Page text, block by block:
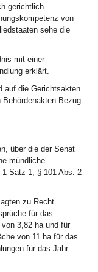
gerichtlich
von
sehe die
mit einer
erklärt.
auf die Gerichtsakten
Behördenakten Bezug
über die der Senat
mündliche
1 Satz 1, § 101 Abs. 2
zu Recht
für das
3,82 ha und für
von 11 ha für das
für das Jahr